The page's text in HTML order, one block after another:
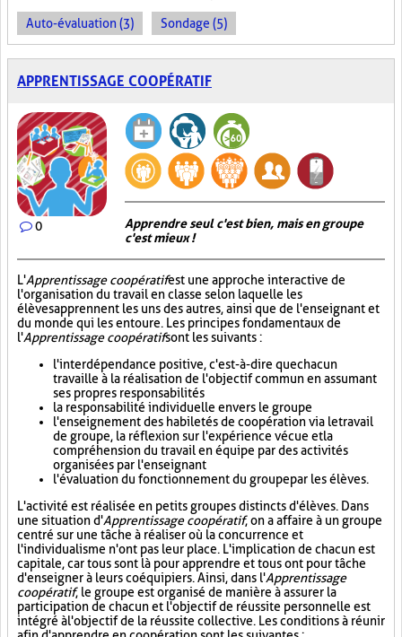
Auto-évaluation (3) Sondage (5)
APPRENTISSAGE COOPÉRATIF
0
Apprendre seul c'est bien, mais en groupe
c'est mieux !
L'Apprentissage coopératifest une approche interactive de
l'organisation du travail en classe selon laquelle les
élèves apprennent les uns des autres, ainsi que de l'enseignant et
du monde qui les entoure. Les principes fondamentaux de
l'Apprentissage coopératifsont les suivants :
l'interdépendance positive, c'est-à-dire que chacun
travaille à la réalisation de l'objectif commun en assumant
ses propres responsabilités
la responsabilité individuelle envers le groupe
l'enseignement des habiletés de coopération via le travail
de groupe, la réflexion sur l'expérience vécue et la
compréhension du travail en équipe par des activités
organisées par l'enseignant
l'évaluation du fonctionnement du groupe par les élèves.
L'activité est réalisée en petits groupes distincts d'élèves. Dans
une situation d'Apprentissage coopératif, on a affaire à un groupe
centré sur une tâche à réaliser où la concurrence et
l'individualisme n'ont pas leur place. L'implication de chacun est
capitale, car tous sont là pour apprendre et tous ont pour tâche
d'enseigner à leurs coéquipiers. Ainsi, dans l'Apprentissage
coopératif, le groupe est organisé de manière à assurer la
participation de chacun et l'objectif de réussite personnelle est
intégré à l'objectif de la réussite collective. Les conditions à réunir